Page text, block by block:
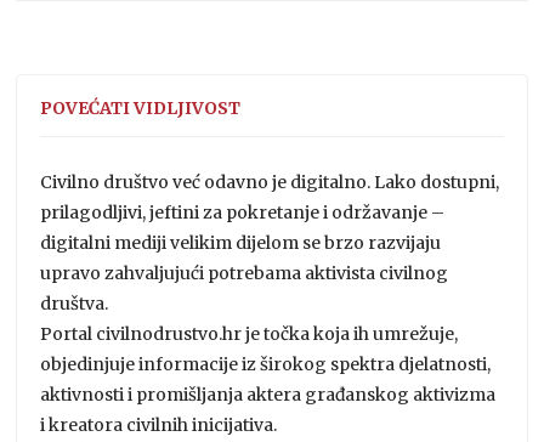
POVEĆATI VIDLJIVOST
Civilno društvo već odavno je digitalno. Lako dostupni,
prilagodljivi, jeftini za pokretanje i održavanje –
digitalni mediji velikim dijelom se brzo razvijaju
upravo zahvaljujući potrebama aktivista civilnog
društva.
Portal civilnodrustvo.hr je točka koja ih umrežuje,
objedinjuje informacije iz širokog spektra djelatnosti,
aktivnosti i promišljanja aktera građanskog aktivizma
i kreatora civilnih inicijativa.